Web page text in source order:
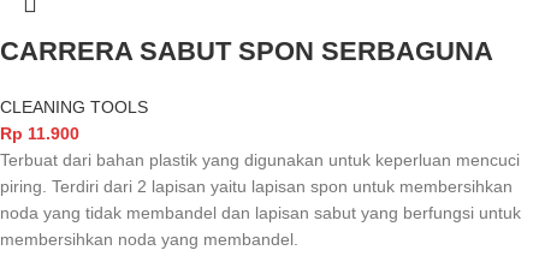
CARRERA SABUT SPON SERBAGUNA
CLEANING TOOLS
Rp 11.900
Terbuat dari bahan plastik yang digunakan untuk keperluan mencuci
piring. Terdiri dari 2 lapisan yaitu lapisan spon untuk membersihkan
noda yang tidak membandel dan lapisan sabut yang berfungsi untuk
membersihkan noda yang membandel.